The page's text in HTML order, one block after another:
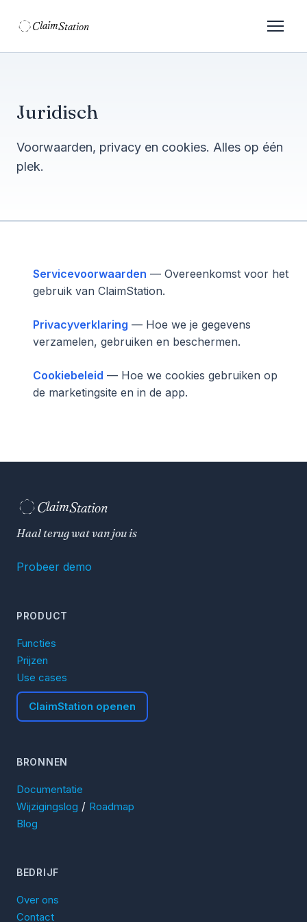
ClaimStation
Juridisch
Voorwaarden, privacy en cookies. Alles op één
plek.
Servicevoorwaarden — Overeenkomst voor het
gebruik van ClaimStation.
Privacyverklaring — Hoe we je gegevens
verzamelen, gebruiken en beschermen.
Cookiebeleid — Hoe we cookies gebruiken op
de marketingsite en in de app.
ClaimStation
Haal terug wat van jou is
Probeer demo
PRODUCT
Functies
Prijzen
Use cases
ClaimStation openen
BRONNEN
Documentatie
Wijzigingslog / Roadmap
Blog
BEDRIJF
Over ons
Contact